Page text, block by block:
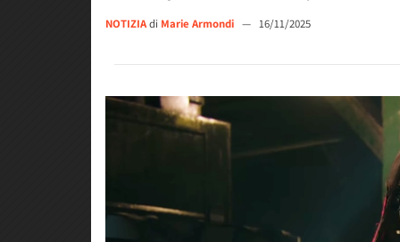
NOTIZIAdi Marie Armondi — 16/11/2025